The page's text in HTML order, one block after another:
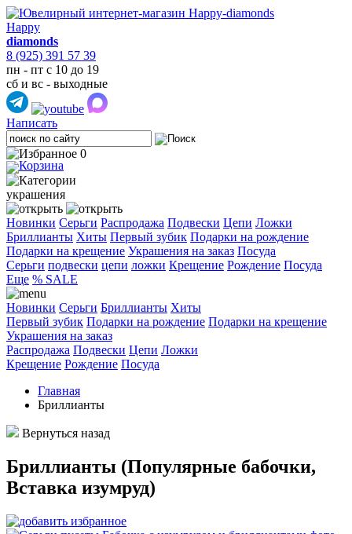
Happy
diamonds
8 (925) 391 57 39
пн - пт с 10 до 19
сб и вс - выходные
Написать
0
украшения
Новинки Серьги Распродажа Подвески Цепи Ложки
Бриллианты Хиты Первый зубик Подарки на рождение
Подарки на крещение Украшения на заказ Посуда
Cерьги подвески цепи ложки Крещение Рождение Посуда
Еще % SALE
Новинки Серьги Бриллианты Хиты
Первый зубик Подарки на рождение Подарки на крещение
Украшения на заказ
Распродажа Подвески Цепи Ложки
Крещение Рождение Посуда
Главная
Бриллианты
Вернуться назад
Бриллианты (Популярные бабочки,
Вставка изумруд)